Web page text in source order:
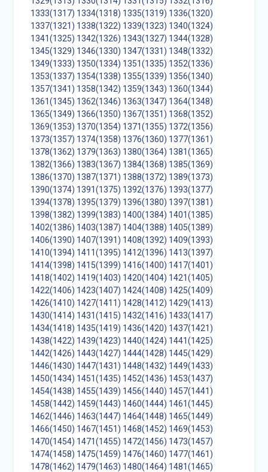
1333(1317) 1334(1318) 1335(1319) 1336(1320)
1337(1321) 1338(1322) 1339(1323) 1340(1324)
1341(1325) 1342(1326) 1343(1327) 1344(1328)
1345(1329) 1346(1330) 1347(1331) 1348(1332)
1349(1333) 1350(1334) 1351(1335) 1352(1336)
1353(1337) 1354(1338) 1355(1339) 1356(1340)
1357(1341) 1358(1342) 1359(1343) 1360(1344)
1361(1345) 1362(1346) 1363(1347) 1364(1348)
1365(1349) 1366(1350) 1367(1351) 1368(1352)
1369(1353) 1370(1354) 1371(1355) 1372(1356)
1373(1357) 1374(1358) 1376(1360) 1377(1361)
1378(1362) 1379(1363) 1380(1364) 1381(1365)
1382(1366) 1383(1367) 1384(1368) 1385(1369)
1386(1370) 1387(1371) 1388(1372) 1389(1373)
1390(1374) 1391(1375) 1392(1376) 1393(1377)
1394(1378) 1395(1379) 1396(1380) 1397(1381)
1398(1382) 1399(1383) 1400(1384) 1401(1385)
1402(1386) 1403(1387) 1404(1388) 1405(1389)
1406(1390) 1407(1391) 1408(1392) 1409(1393)
1410(1394) 1411(1395) 1412(1396) 1413(1397)
1414(1398) 1415(1399) 1416(1400) 1417(1401)
1418(1402) 1419(1403) 1420(1404) 1421(1405)
1422(1406) 1423(1407) 1424(1408) 1425(1409)
1426(1410) 1427(1411) 1428(1412) 1429(1413)
1430(1414) 1431(1415) 1432(1416) 1433(1417)
1434(1418) 1435(1419) 1436(1420) 1437(1421)
1438(1422) 1439(1423) 1440(1424) 1441(1425)
1442(1426) 1443(1427) 1444(1428) 1445(1429)
1446(1430) 1447(1431) 1448(1432) 1449(1433)
1450(1434) 1451(1435) 1452(1436) 1453(1437)
1454(1438) 1455(1439) 1456(1440) 1457(1441)
1458(1442) 1459(1443) 1460(1444) 1461(1445)
1462(1446) 1463(1447) 1464(1448) 1465(1449)
1466(1450) 1467(1451) 1468(1452) 1469(1453)
1470(1454) 1471(1455) 1472(1456) 1473(1457)
1474(1458) 1475(1459) 1476(1460) 1477(1461)
1478(1462) 1479(1463) 1480(1464) 1481(1465)